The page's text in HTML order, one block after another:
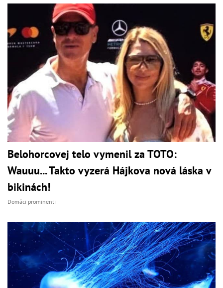
Belohorcovej telo vymenil za TOTO:
Wauuu... Takto vyzerá Hájkova nová láska v
bikinách!
Domáci prominenti